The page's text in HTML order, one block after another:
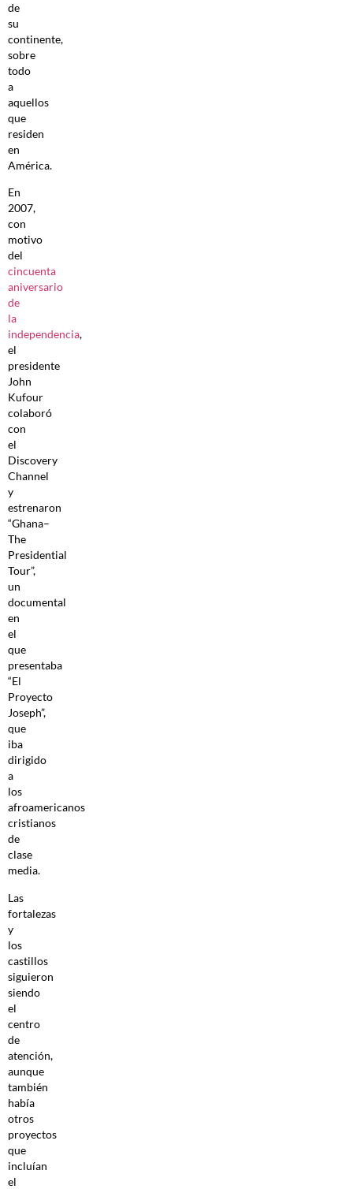
de
su
continente,
sobre
todo
a
aquellos
que
residen
en
América.
En
2007,
con
motivo
del
cincuenta
aniversario
de
la
independencia,
el
presidente
John
Kufour
colaboró
con
el
Discovery
Channel
y
estrenaron
“Ghana–
The
Presidential
Tour”,
un
documental
en
el
que
presentaba
“El
Proyecto
Joseph”,
que
iba
dirigido
a
los
afroamericanos
cristianos
de
clase
media.
Las
fortalezas
y
los
castillos
siguieron
siendo
el
centro
de
atención,
aunque
también
había
otros
proyectos
que
incluían
el